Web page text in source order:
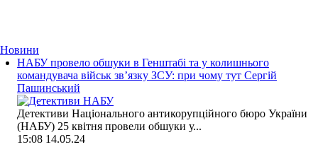
Новини
НАБУ провело обшуки в Генштабі та у колишнього
командувача військ зв’язку ЗСУ: при чому тут Сергій
Пашинський
Детективи Національного антикорупційного бюро України
(НАБУ) 25 квітня провели обшуки у...
15:08 14.05.24